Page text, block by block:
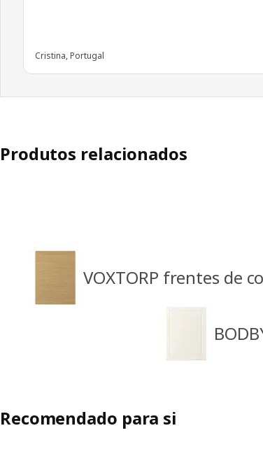
Cristina, Portugal
Produtos relacionados
VOXTORP frentes de
Recomendado para si